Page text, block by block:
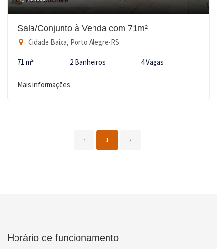
Sala/Conjunto à Venda com 71m²
Cidade Baixa, Porto Alegre-RS
71 m² 2 Banheiros 4 Vagas
Mais informações
‹ 1 ›
Horário de funcionamento